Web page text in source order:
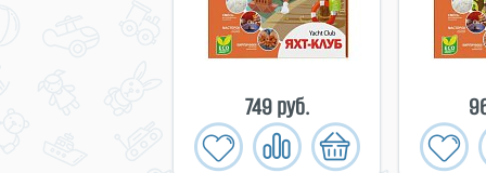
749 руб.